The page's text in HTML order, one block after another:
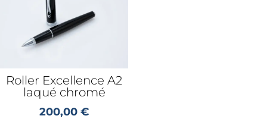
Roller Excellence A2
laqué chromé
200,00 €